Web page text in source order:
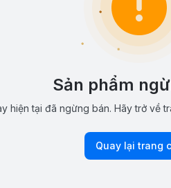
Sản phẩm
hiện tại đã ngừng bán. Hãy trở về
Quay lại trang